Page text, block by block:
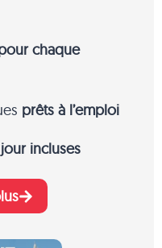
chaque
prêts à l’emploi
incluses